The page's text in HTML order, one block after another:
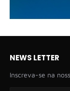
NEWS LETTER
Inscreva-se na